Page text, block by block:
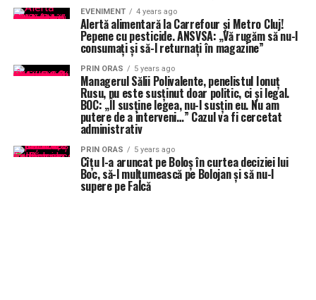
EVENIMENT 4 years ago
Alertă alimentară la Carrefour și Metro Cluj!
Pepene cu pesticide. ANSVSA: „Vă rugăm să nu-l
consumați și să-l returnați în magazine”
PRIN ORAS 5 years ago
Managerul Sălii Polivalente, penelistul Ionuț
Rusu, nu este susținut doar politic, ci și legal.
BOC: „Îl susține legea, nu-l susțin eu. Nu am
putere de a interveni…” Cazul va fi cercetat
administrativ
PRIN ORAS 5 years ago
Cîțu l-a aruncat pe Boloș în curtea deciziei lui
Boc, să-l mulțumească pe Bolojan și să nu-l
supere pe Falcă